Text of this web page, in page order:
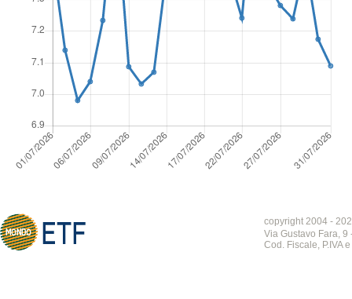
copyright 2004 -
Via Gustavo Fara, 9
Cod. Fiscale, P.IVA